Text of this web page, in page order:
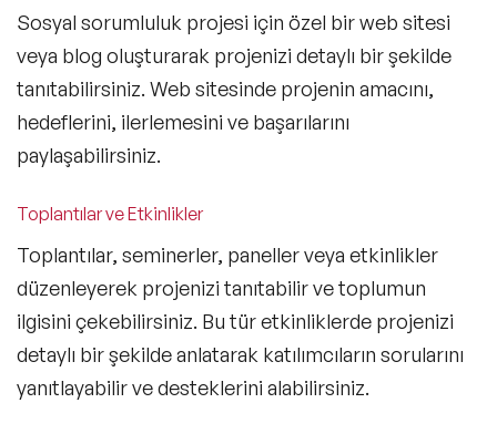
Sosyal sorumluluk projesi için özel bir web sitesi
veya blog oluşturarak projenizi detaylı bir şekilde
tanıtabilirsiniz. Web sitesinde projenin amacını,
hedeflerini, ilerlemesini ve başarılarını
paylaşabilirsiniz.
Toplantılar ve Etkinlikler
Toplantılar, seminerler, paneller veya etkinlikler
düzenleyerek projenizi tanıtabilir ve toplumun
ilgisini çekebilirsiniz. Bu tür etkinliklerde projenizi
detaylı bir şekilde anlatarak katılımcıların sorularını
yanıtlayabilir ve desteklerini alabilirsiniz.